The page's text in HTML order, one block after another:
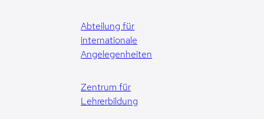
Abteilung für
internationale
Angelegenheiten
Zentrum für
Lehrerbildung